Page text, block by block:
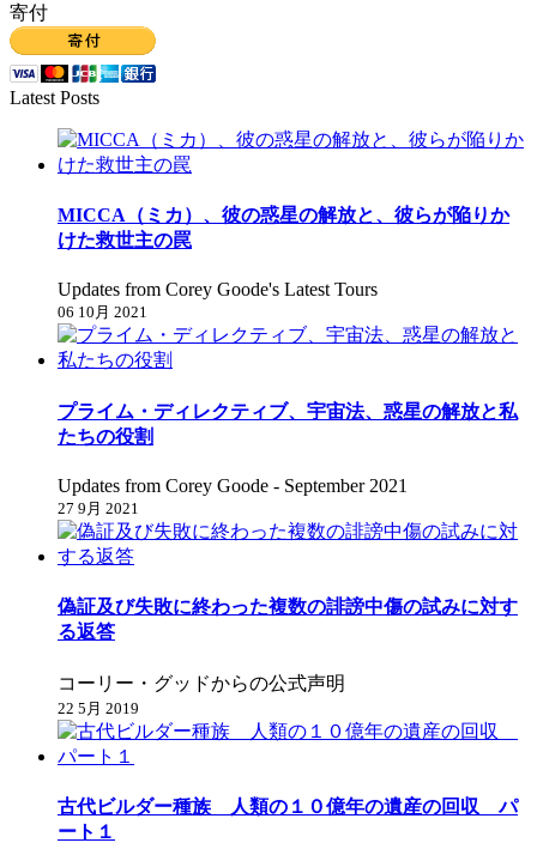
寄付
Latest Posts
MICCA（ミカ）、彼の惑星の解放と、彼らが陥りか
けた救世主の罠
Updates from Corey Goode's Latest Tours
06 10月 2021
プライム・ディレクティブ、宇宙法、惑星の解放と私
たちの役割
Updates from Corey Goode - September 2021
27 9月 2021
偽証及び失敗に終わった複数の誹謗中傷の試みに対す
る返答
コーリー・グッドからの公式声明
22 5月 2019
古代ビルダー種族 人類の１０億年の遺産の回収 パ
ート１